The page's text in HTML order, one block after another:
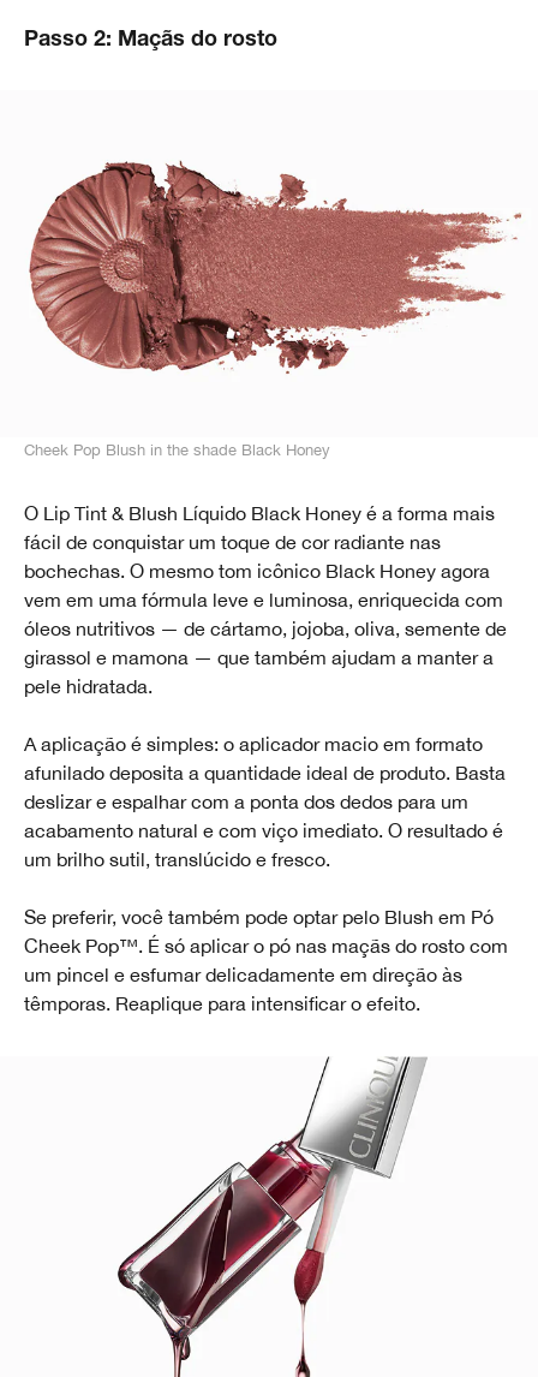
Passo 2: Maçãs do rosto
Cheek Pop Blush in the shade Black Honey
O Lip Tint & Blush Líquido Black Honey é a forma mais
fácil de conquistar um toque de cor radiante nas
bochechas. O mesmo tom icônico Black Honey agora
vem em uma fórmula leve e luminosa, enriquecida com
óleos nutritivos — de cártamo, jojoba, oliva, semente de
girassol e mamona — que também ajudam a manter a
pele hidratada.
A aplicação é simples: o aplicador macio em formato
afunilado deposita a quantidade ideal de produto. Basta
deslizar e espalhar com a ponta dos dedos para um
acabamento natural e com viço imediato. O resultado é
um brilho sutil, translúcido e fresco.
Se preferir, você também pode optar pelo Blush em Pó
Cheek Pop™. É só aplicar o pó nas maçãs do rosto com
um pincel e esfumar delicadamente em direção às
têmporas. Reaplique para intensificar o efeito.